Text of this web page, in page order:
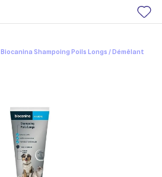
Biocanina Shampoing Poils Longs / Démêlant